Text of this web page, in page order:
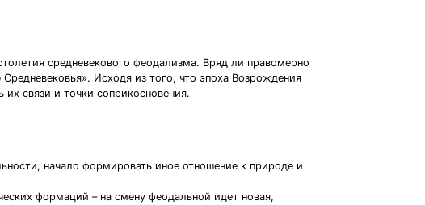
средневекового феодализма. Вряд ли правомерно
Исходя из того, что эпоха Возрождения
связи и точки соприкосновения.
начало формировать иное отношение к природе и
формаций – на смену феодальной идет новая,